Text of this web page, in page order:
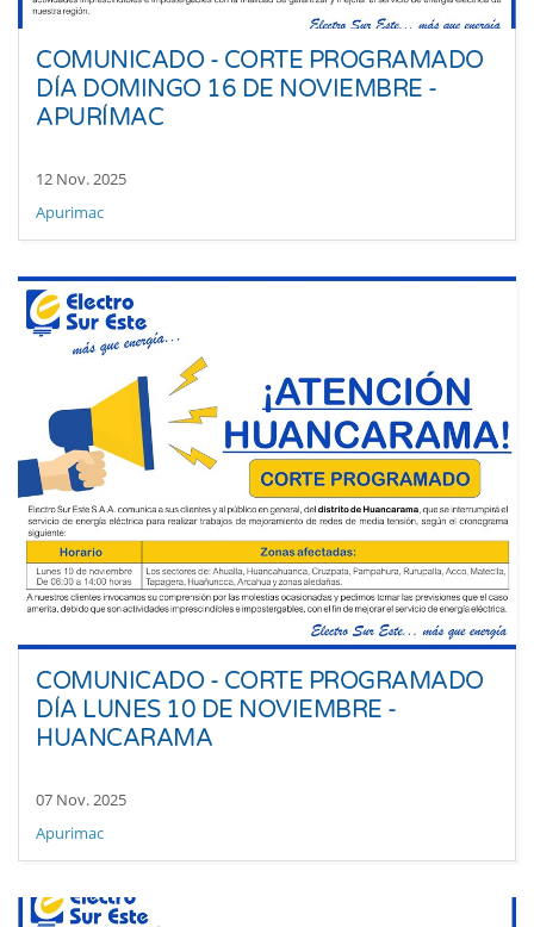
COMUNICADO - CORTE PROGRAMADO
DÍA DOMINGO 16 DE NOVIEMBRE -
APURÍMAC
12 Nov. 2025
Apurimac
COMUNICADO - CORTE PROGRAMADO
DÍA LUNES 10 DE NOVIEMBRE -
HUANCARAMA
07 Nov. 2025
Apurimac